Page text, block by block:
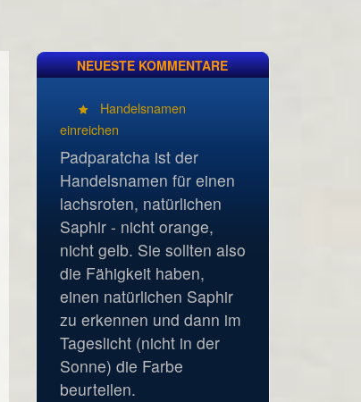
NEUESTE KOMMENTARE
Handelsnamen
einreichen
Padparatcha ist der
Handelsnamen für einen
lachsroten, natürlichen
Saphir - nicht orange,
nicht gelb. Sie sollten also
die Fähigkeit haben,
einen natürlichen Saphir
zu erkennen und dann im
Tageslicht (nicht in der
Sonne) die Farbe
beurteilen.